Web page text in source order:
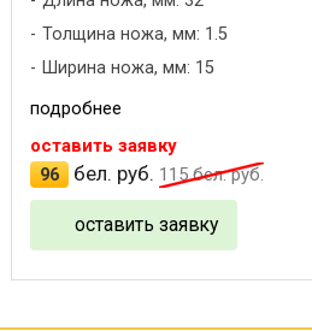
Толщина ножа, мм: 1.5
Ширина ножа, мм: 15
подробнее
оставить заявку
96
бел. руб. 115бел. руб.
оставить заявку